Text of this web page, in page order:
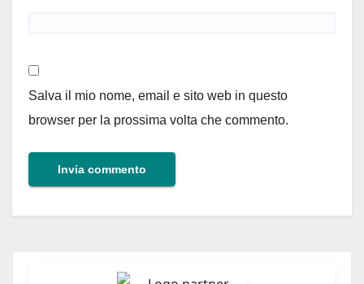
Salva il mio nome, email e sito web in questo
browser per la prossima volta che commento.